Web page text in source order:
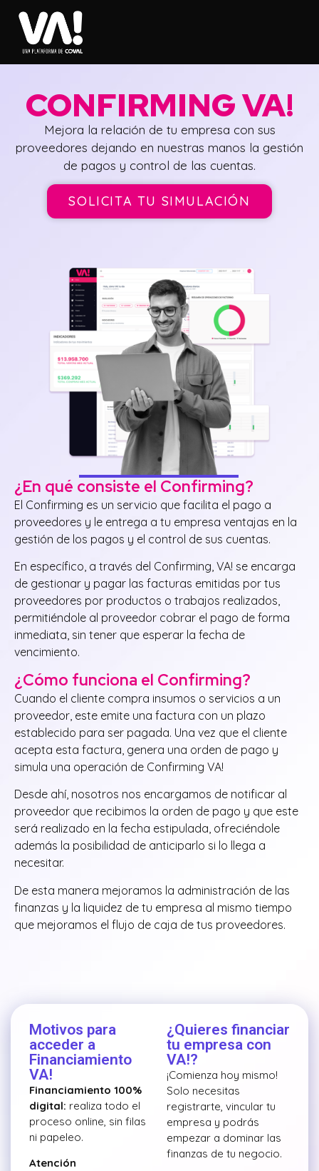
CONFIRMING VA!
Mejora la relación de tu empresa con sus
proveedores dejando en nuestras manos la gestión
de pagos y control de las cuentas.
SOLICITA TU SIMULACIÓN
¿En qué consiste el Confirming?
El Confirming es un servicio que facilita el pago a
proveedores y le entrega a tu empresa ventajas en la
gestión de los pagos y el control de sus cuentas.
En específico, a través del Confirming, VA! se encarga
de gestionar y pagar las facturas emitidas por tus
proveedores por productos o trabajos realizados,
permitiéndole al proveedor cobrar el pago de forma
inmediata, sin tener que esperar la fecha de
vencimiento.
¿Cómo funciona el Confirming?
Cuando el cliente compra insumos o servicios a un
proveedor, este emite una factura con un plazo
establecido para ser pagada. Una vez que el cliente
acepta esta factura, genera una orden de pago y
simula una operación de Confirming VA!
Desde ahí, nosotros nos encargamos de notificar al
proveedor que recibimos la orden de pago y que este
será realizado en la fecha estipulada, ofreciéndole
además la posibilidad de anticiparlo si lo llega a
necesitar.
De esta manera mejoramos la administración de las
finanzas y la liquidez de tu empresa al mismo tiempo
que mejoramos el flujo de caja de tus proveedores.
Motivos para
acceder a
Financiamiento
VA!
Financiamiento 100%
digital: realiza todo el
proceso online, sin filas
ni papeleo.
Atención
¿Quieres financiar
tu empresa con
VA!?
¡Comienza hoy mismo!
Solo necesitas
registrarte, vincular tu
empresa y podrás
empezar a dominar las
finanzas de tu negocio.